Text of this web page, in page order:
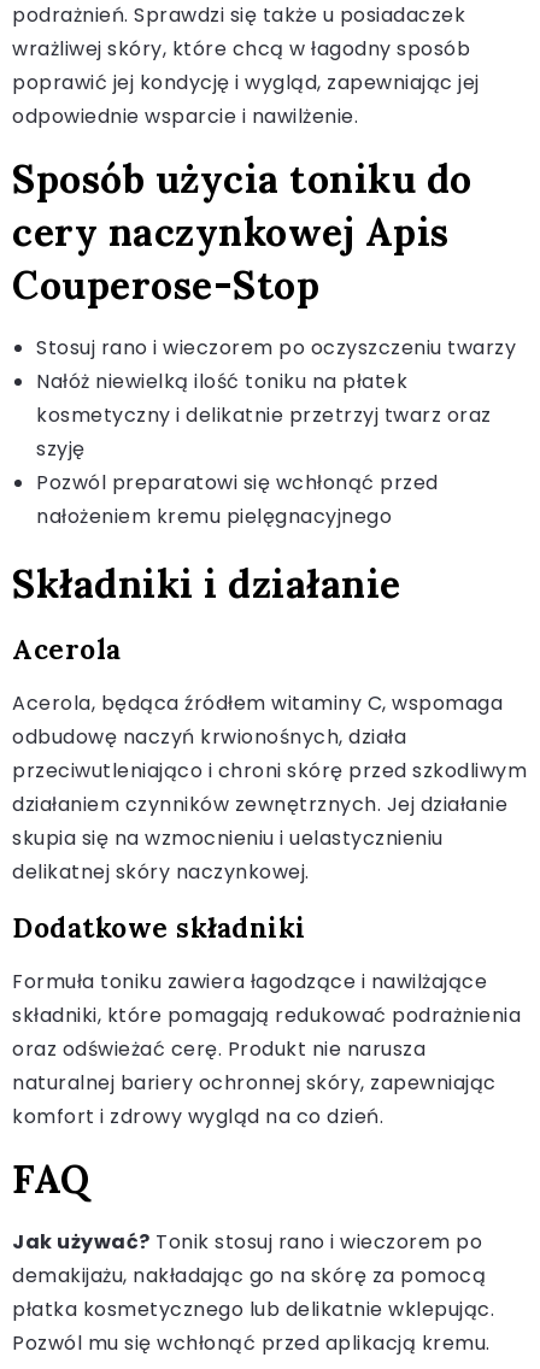
podrażnień. Sprawdzi się także u posiadaczek
wrażliwej skóry, które chcą w łagodny sposób
poprawić jej kondycję i wygląd, zapewniając jej
odpowiednie wsparcie i nawilżenie.
Sposób użycia toniku do
cery naczynkowej Apis
Couperose-Stop
Stosuj rano i wieczorem po oczyszczeniu twarzy
Nałóż niewielką ilość toniku na płatek
kosmetyczny i delikatnie przetrzyj twarz oraz
szyję
Pozwól preparatowi się wchłonąć przed
nałożeniem kremu pielęgnacyjnego
Składniki i działanie
Acerola
Acerola, będąca źródłem witaminy C, wspomaga
odbudowę naczyń krwionośnych, działa
przeciwutleniająco i chroni skórę przed szkodliwym
działaniem czynników zewnętrznych. Jej działanie
skupia się na wzmocnieniu i uelastycznieniu
delikatnej skóry naczynkowej.
Dodatkowe składniki
Formuła toniku zawiera łagodzące i nawilżające
składniki, które pomagają redukować podrażnienia
oraz odświeżać cerę. Produkt nie narusza
naturalnej bariery ochronnej skóry, zapewniając
komfort i zdrowy wygląd na co dzień.
FAQ
Jak używać? Tonik stosuj rano i wieczorem po
demakijażu, nakładając go na skórę za pomocą
płatka kosmetycznego lub delikatnie wklepując.
Pozwól mu się wchłonąć przed aplikacją kremu.